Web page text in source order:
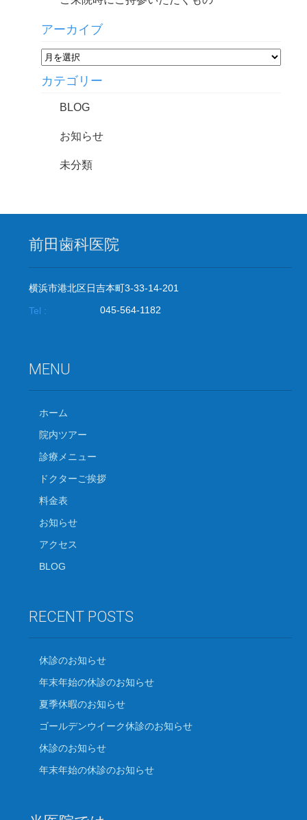
アーカイブ
カテゴリー
BLOG
お知らせ
未分類
前田歯科医院
横浜市港北区日吉本町3-33-14-201
Tel : 045-564-1182
MENU
ホーム
院内ツアー
診療メニュー
ドクターご挨拶
料金表
お知らせ
アクセス
BLOG
RECENT POSTS
休診のお知らせ
年末年始の休診のお知らせ
夏季休暇のお知らせ
ゴールデンウイーク休診のお知らせ
休診のお知らせ
年末年始の休診のお知らせ